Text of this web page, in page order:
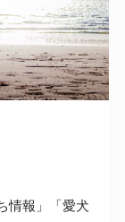
情報」「愛犬